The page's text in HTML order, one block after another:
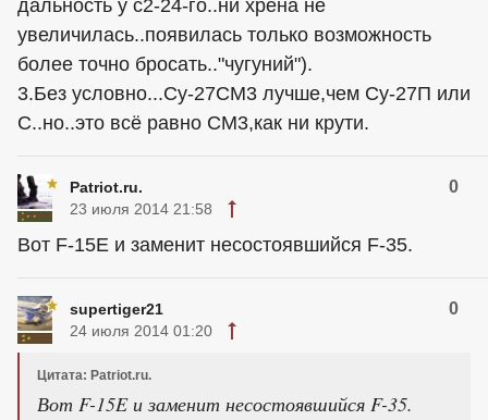
дальность у с2-24-го..ни хрена не
увеличилась..появилась только возможность
более точно бросать.."чугуний").
3.Без условно...Су-27СМ3 лучше,чем Су-27П или
С..но..это всё равно СМ3,как ни крути.
Patriot.ru. 0
23 июля 2014 21:58
Вот F-15E и заменит несостоявшийся F-35.
supertiger21 0
24 июля 2014 01:20
Цитата: Patriot.ru.
Вот F-15E и заменит несостоявшийся F-35.